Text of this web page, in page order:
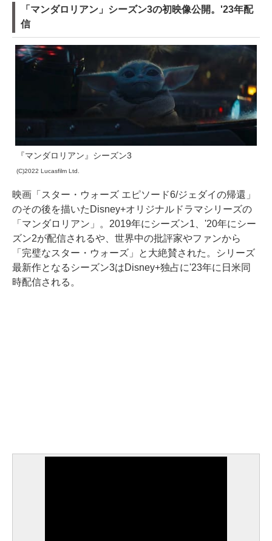
「マンダロリアン」シーズン3の初映像公開。'23年配
信
『マンダロリアン』シーズン3
(C)2022 Lucasfilm Ltd.
映画「スター・ウォーズ エピソード6/ジェダイの帰還」
のその後を描いたDisney+オリジナルドラマシリーズの
「マンダロリアン」。2019年にシーズン1、'20年にシー
ズン2が配信されるや、世界中の批評家やファンから
「完璧なスター・ウォーズ」と大絶賛された。シリーズ
最新作となるシーズン3はDisney+独占に'23年に日米同
時配信される。